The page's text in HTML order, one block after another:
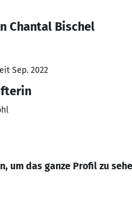
Chantal Bischel
Sep. 2022
um das ganze Profil zu